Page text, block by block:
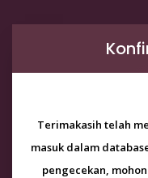
Terimakasih telah
masuk dalam
pengecekan,